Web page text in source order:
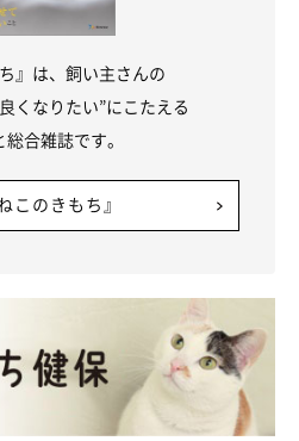
』は、飼い主さんの
くなりたい”にこたえる
合雑誌です。
このきもち』